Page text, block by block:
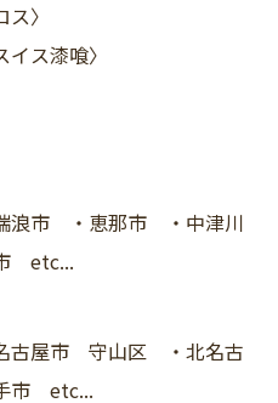
〉
ス漆喰〉
浪市 ・恵那市 ・中津川
etc...
古屋市 守山区 ・北名古
市 etc...